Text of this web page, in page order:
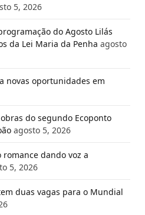
5, 2026
do Agosto Lilás
da Lei Maria da Penha agosto
novas oportunidades em
do segundo Ecoponto
agosto 5, 2026
dando voz a
5, 2026
duas vagas para o Mundial